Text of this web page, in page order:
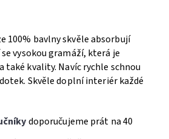
100% bavlny skvěle absorbují
vysokou gramáží, která je
také kvality. Navíc rychle schnou
Skvěle doplní interiér každé
doporučujeme prát na 40